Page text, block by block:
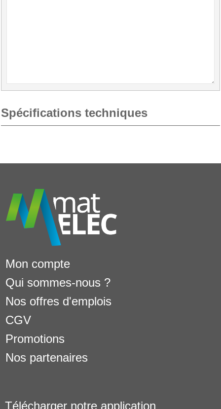
Spécifications techniques
Mon compte
Qui sommes-nous ?
Nos offres d'emplois
CGV
Promotions
Nos partenaires
Télécharger notre application